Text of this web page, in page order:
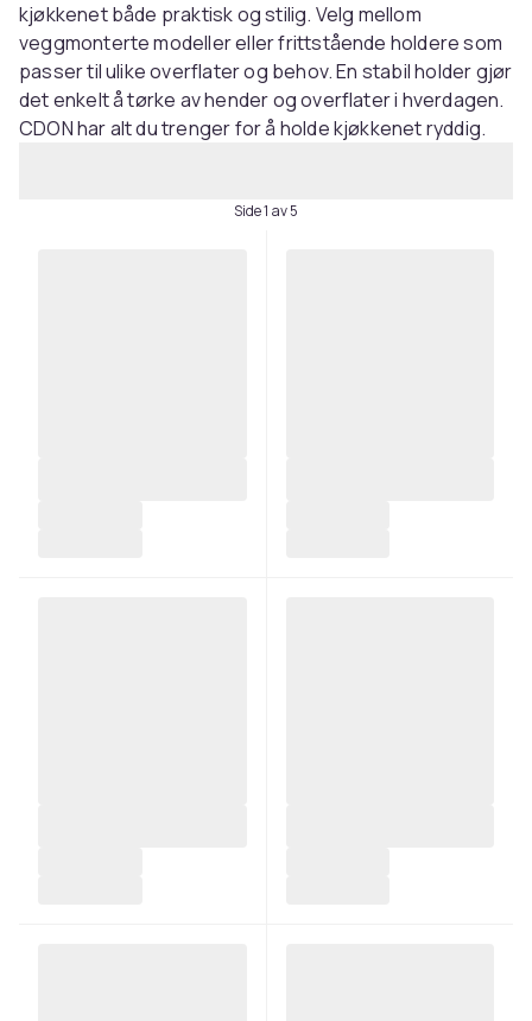
kjøkkenet både praktisk og stilig. Velg mellom
veggmonterte modeller eller frittstående holdere som
passer til ulike overflater og behov. En stabil holder gjør
det enkelt å tørke av hender og overflater i hverdagen.
CDON har alt du trenger for å holde kjøkkenet ryddig.
Side 1 av 5